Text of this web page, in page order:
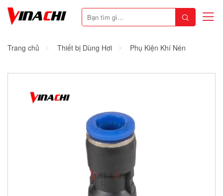
Trang chủ Thiết bị Dùng Hơi Phụ Kiện Khí Nén